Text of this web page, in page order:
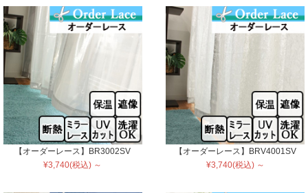
【オーダーレース】BR3002SV
¥3,740(税込) ～
【オーダーレース】BRV4001SV
¥3,740(税込) ～